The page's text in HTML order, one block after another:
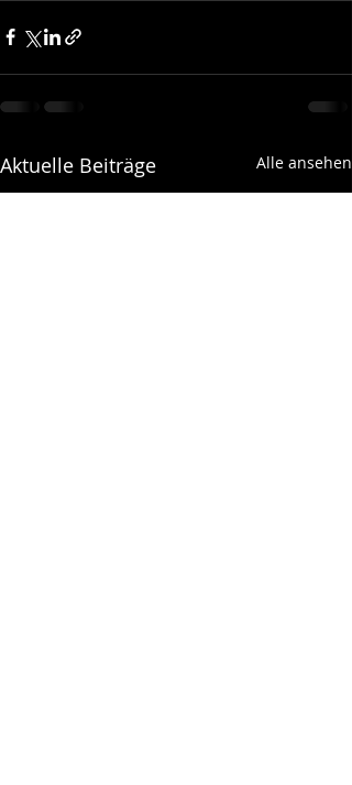
Aktuelle Beiträge Alle ansehen